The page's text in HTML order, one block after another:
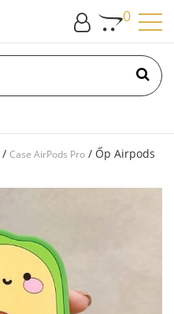
0
/ Case AirPods Pro / Ốp Airpods